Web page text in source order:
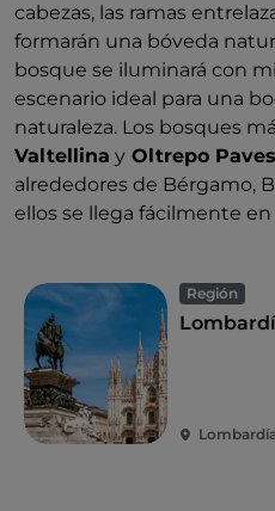
cabezas, las ramas
formarán una bóveda
bosque se iluminará con
escenario ideal para una
naturaleza. Los bosques
Valtellina y Oltrepo
alrededores de Bérgamo,
ellos se llega fácilmente
Región